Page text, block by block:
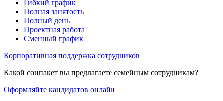
Гибкий график
Полная занятость
Полный день
Проектная работа
Сменный график
Корпоративная поддержка сотрудников
Какой соцпакет вы предлагаете семейным сотрудникам?
Оформляйте кандидатов онлайн